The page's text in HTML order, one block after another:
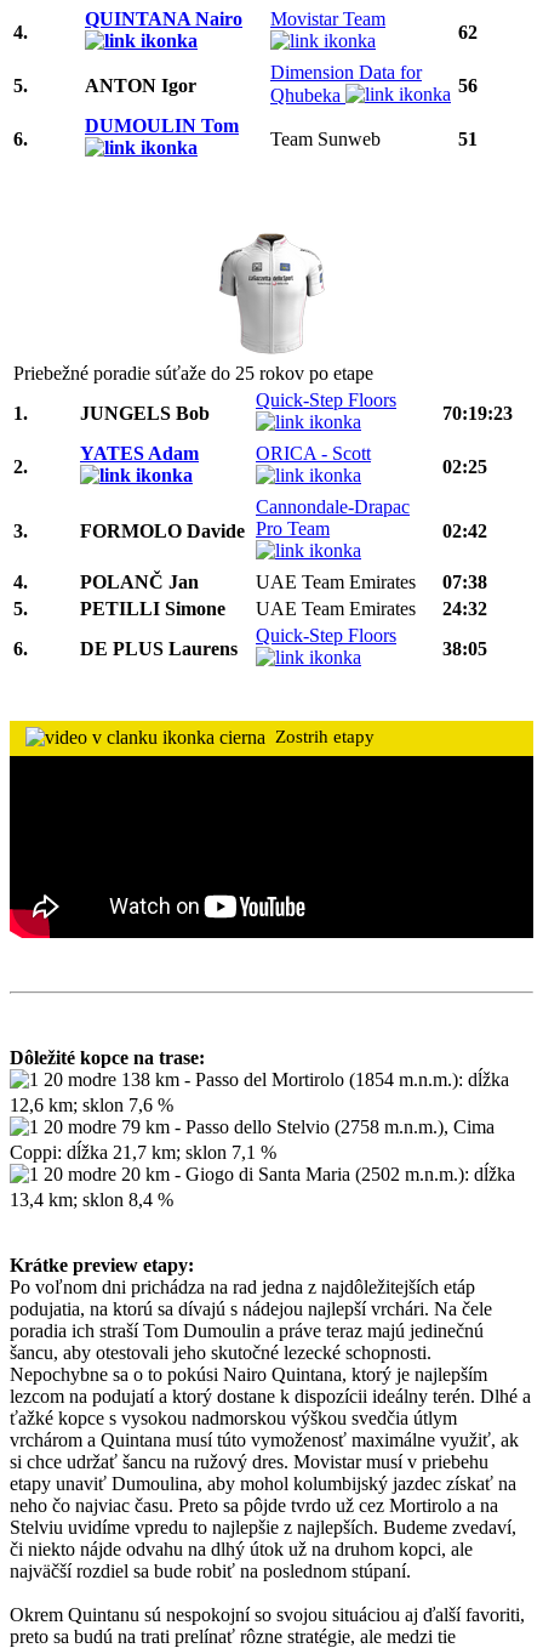
4.
QUINTANA Nairo Movistar Team
62
5. ANTON Igor
Dimension Data for
Qhubeka
56
6.
DUMOULIN Tom
Team Sunweb 51
Priebežné poradie súťaže do 25 rokov po etape
1.
JUNGELS Bob
Quick-Step Floors
70:19:23
2.
YATES Adam ORICA - Scott
02:25
3. FORMOLO Davide
Cannondale-Drapac
Pro Team
02:42
4. POLANČ Jan UAE Team Emirates
07:38
5.
PETILLI Simone UAE Team Emirates
24:32
6.
DE PLUS Laurens
Quick-Step Floors
38:05
Zostrih etapy
Dôležité kopce na trase:
138 km - Passo del Mortirolo (1854 m.n.m.): dĺžka
12,6 km; sklon 7,6 %
79 km - Passo dello Stelvio (2758 m.n.m.), Cima
Coppi: dĺžka 21,7 km; sklon 7,1 %
20 km - Giogo di Santa Maria (2502 m.n.m.): dĺžka
13,4 km; sklon 8,4 %
Krátke preview etapy:
Po voľnom dni prichádza na rad jedna z najdôležitejších etáp
podujatia, na ktorú sa dívajú s nádejou najlepší vrchári. Na čele
poradia ich straší Tom Dumoulin a práve teraz majú jedinečnú
šancu, aby otestovali jeho skutočné lezecké schopnosti.
Nepochybne sa o to pokúsi Nairo Quintana, ktorý je najlepším
lezcom na podujatí a ktorý dostane k dispozícii ideálny terén. Dlhé a
ťažké kopce s vysokou nadmorskou výškou svedčia útlym
vrchárom a Quintana musí túto vymoženosť maximálne využiť, ak
si chce udržať šancu na ružový dres. Movistar musí v priebehu
etapy unaviť Dumoulina, aby mohol kolumbijský jazdec získať na
neho čo najviac času. Preto sa pôjde tvrdo už cez Mortirolo a na
Stelviu uvidíme vpredu to najlepšie z najlepších. Budeme zvedaví,
či niekto nájde odvahu na dlhý útok už na druhom kopci, ale
najväčší rozdiel sa bude robiť na poslednom stúpaní.
Okrem Quintanu sú nespokojní so svojou situáciou aj ďalší favoriti,
preto sa budú na trati prelínať rôzne stratégie, ale medzi tie